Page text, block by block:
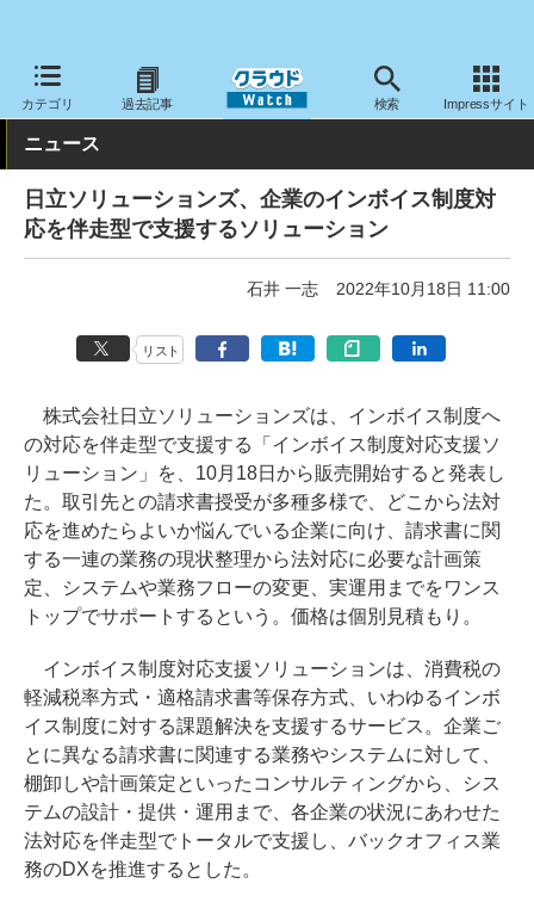
カテゴリ 過去記事 検索 Impressサイト
クラウド Watch サービス・ソフト サービス 業務関連
ニュース
日立ソリューションズ、企業のインボイス制度対
応を伴走型で支援するソリューション
石井 一志 2022年10月18日 11:00
リスト
株式会社日立ソリューションズは、インボイス制度へ
の対応を伴走型で支援する「インボイス制度対応支援ソ
リューション」を、10月18日から販売開始すると発表し
た。取引先との請求書授受が多種多様で、どこから法対
応を進めたらよいか悩んでいる企業に向け、請求書に関
する一連の業務の現状整理から法対応に必要な計画策
定、システムや業務フローの変更、実運用までをワンス
トップでサポートするという。価格は個別見積もり。
インボイス制度対応支援ソリューションは、消費税の
軽減税率方式・適格請求書等保存方式、いわゆるインボ
イス制度に対する課題解決を支援するサービス。企業ご
とに異なる請求書に関連する業務やシステムに対して、
棚卸しや計画策定といったコンサルティングから、シス
テムの設計・提供・運用まで、各企業の状況にあわせた
法対応を伴走型でトータルで支援し、バックオフィス業
務のDXを推進するとした。